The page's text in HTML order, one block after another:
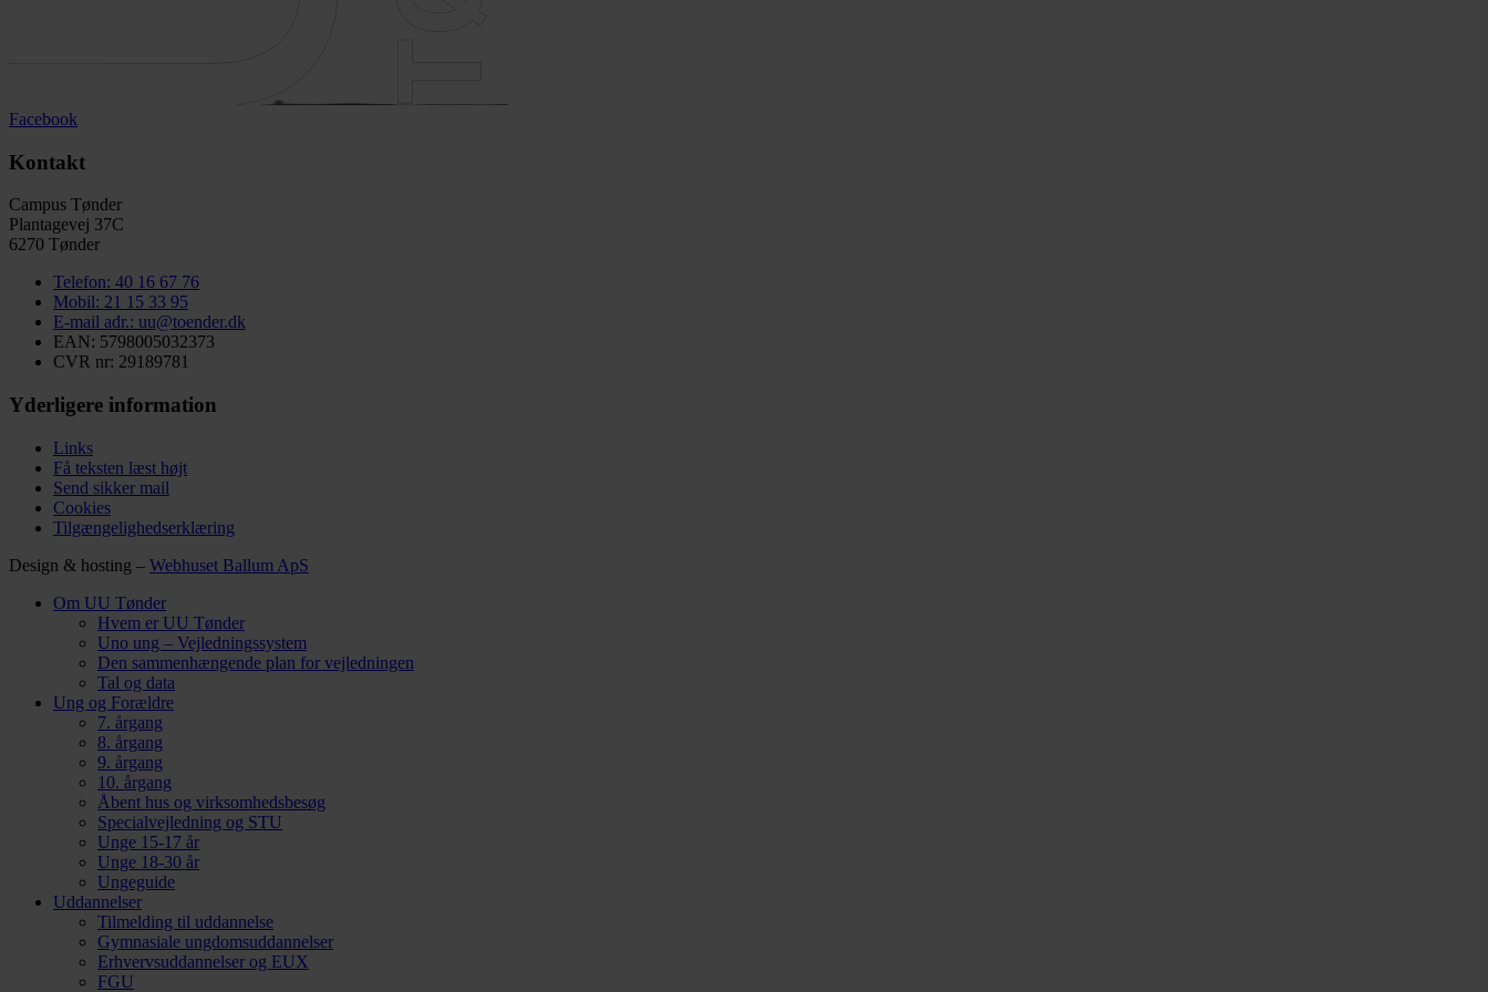
Facebook
Kontakt
Campus Tønder
Plantagevej 37C
6270 Tønder
Telefon: 40 16 67 76
Mobil: 21 15 33 95
E-mail adr.: uu@toender.dk
EAN: 5798005032373
CVR nr: 29189781
Yderligere information
Links
Få teksten læst højt
Send sikker mail
Cookies
Tilgængelighedserklæring
Design & hosting – Webhuset Ballum ApS
Om UU Tønder
Hvem er UU Tønder
Uno ung – Vejledningssystem
Den sammenhængende plan for vejledningen
Tal og data
Ung og Forældre
7. årgang
8. årgang
9. årgang
10. årgang
Åbent hus og virksomhedsbesøg
Specialvejledning og STU
Unge 15-17 år
Unge 18-30 år
Ungeguide
Uddannelser
Tilmelding til uddannelse
Gymnasiale ungdomsuddannelser
Erhvervsuddannelser og EUX
FGU